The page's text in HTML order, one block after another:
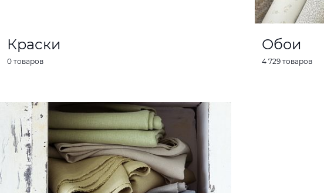
Краски
0 товаров
Обои
4 729 товаров